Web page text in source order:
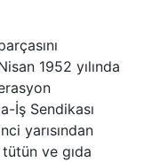
1952 yılında
İş Sendikası
yarısından
ve gıda